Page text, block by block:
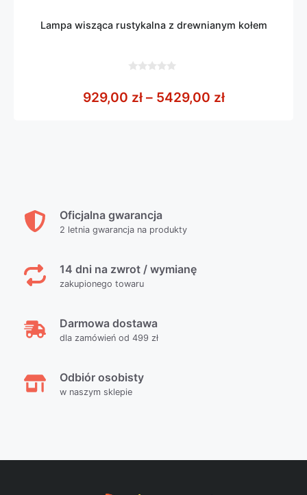
Lampa wisząca rustykalna z drewnianym kołem
5
929,00 zł – 5429,00 złZakres cen:
Oficjalna gwarancja
2 letnia gwarancja na produkty
14 dni na zwrot / wymianę
zakupionego towaru
Darmowa dostawa
dla zamówień od 499 zł
Odbiór osobisty
w naszym sklepie